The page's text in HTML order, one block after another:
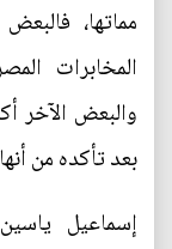
مماتها،
المخابرات
والبعض الآخر
بعد تأكده من
إسماعيل